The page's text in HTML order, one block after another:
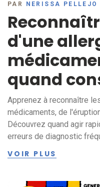
PAR NERISSA PELLEJO
d'une
quand
Apprenez à reconnaître
médicaments, de
Découvrez quand agir
erreurs de diagnostic
VOIR PLUS